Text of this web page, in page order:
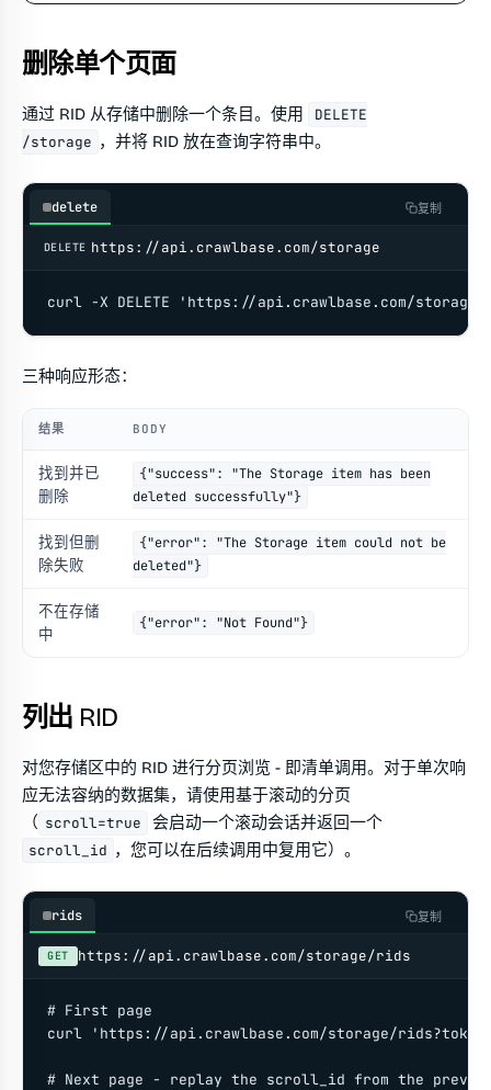
删除单个页面
通过 RID 从存储中删除一个条目。使用
DELETE
/storage ，并将 RID 放在查询字符串中。
delete 复制
DELETE https://api.crawlbase.com/storage
curl -X DELETE 'https://api.crawlbase.com/
三种响应形态：
结果 BODY
找到并已
删除
{"success": "The Storage item has been
deleted successfully"}
找到但删
除失败
{"error": "The Storage item could not be
deleted"}
不在存储
中
{"error": "Not Found"}
列出 RID
对您存储区中的 RID 进行分页浏览 - 即清单调用。对于单次响
应无法容纳的数据集，请使用基于滚动的分页
（ scroll=true 会启动一个滚动会话并返回一个
scroll_id ，您可以在后续调用中复用它）。
rids 复制
GET https://api.crawlbase.com/storage/rids
# First page
curl 'https://api.crawlbase.com/storage/
# Next page - replay the scroll_id from the